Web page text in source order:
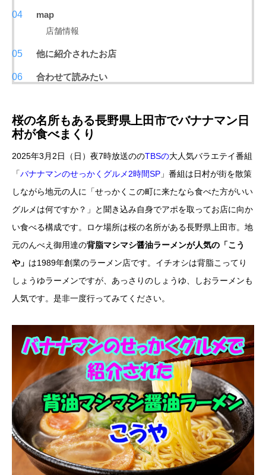
map
店舗情報
他に紹介されたお店
合わせて読みたい
桜の名所もある長野県上田市でバナナマン日
村が食べまくり
2025年3月2日（日）夜7時放送ののTBSの大人気バラエテイ番組
「バナナマンのせっかくグルメ2時間SP 」番組は日村が街を散策
しながら地元の人に「せっかくこの町に来たなら食べた方がいい
グルメは何ですか？」と聞き込み自身でアポを取ってお店に向か
い食べる構成です。ロケ場所は桜の名所がある長野県上田市。地
元のんべえ御用達の背脂マシマシ醤油ラーメンが人気の「こう
や」 は1989年創業のラーメン店です。イチオシは背脂こってり
しょうゆラーメンですが、あっさりのしょうゆ、しおラーメンも
人気です。是非一度行ってみてください。